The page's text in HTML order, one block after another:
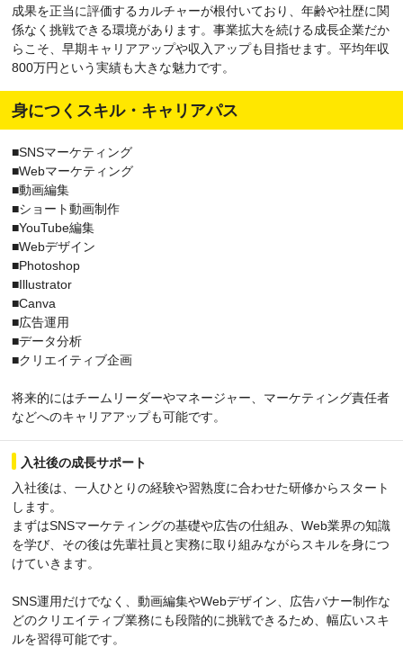
成果を正当に評価するカルチャーが根付いており、年齢や社歴に関
係なく挑戦できる環境があります。事業拡大を続ける成長企業だか
らこそ、早期キャリアアップや収入アップも目指せます。平均年収
800万円という実績も大きな魅力です。
身につくスキル・キャリアパス
■SNSマーケティング
■Webマーケティング
■動画編集
■ショート動画制作
■YouTube編集
■Webデザイン
■Photoshop
■Illustrator
■Canva
■広告運用
■データ分析
■クリエイティブ企画
将来的にはチームリーダーやマネージャー、マーケティング責任者
などへのキャリアアップも可能です。
入社後の成長サポート
入社後は、一人ひとりの経験や習熟度に合わせた研修からスタート
します。
まずはSNSマーケティングの基礎や広告の仕組み、Web業界の知識
を学び、その後は先輩社員と実務に取り組みながらスキルを身につ
けていきます。
SNS運用だけでなく、動画編集やWebデザイン、広告バナー制作な
どのクリエイティブ業務にも段階的に挑戦できるため、幅広いスキ
ルを習得可能です。